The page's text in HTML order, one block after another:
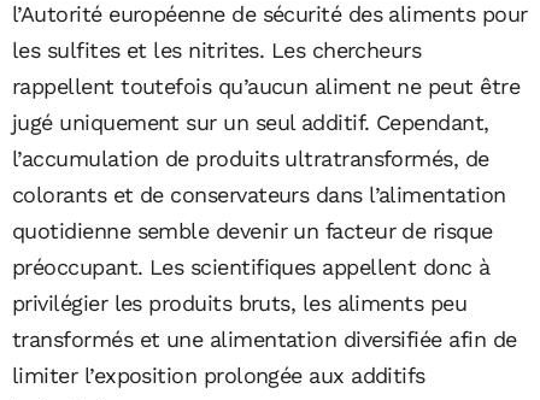
l’Autorité européenne de sécurité des aliments pour
les sulfites et les nitrites. Les chercheurs
rappellent toutefois qu’aucun aliment ne peut être
jugé uniquement sur un seul additif. Cependant,
l’accumulation de produits ultratransformés, de
colorants et de conservateurs dans l’alimentation
quotidienne semble devenir un facteur de risque
préoccupant. Les scientifiques appellent donc à
privilégier les produits bruts, les aliments peu
transformés et une alimentation diversifiée afin de
limiter l’exposition prolongée aux additifs